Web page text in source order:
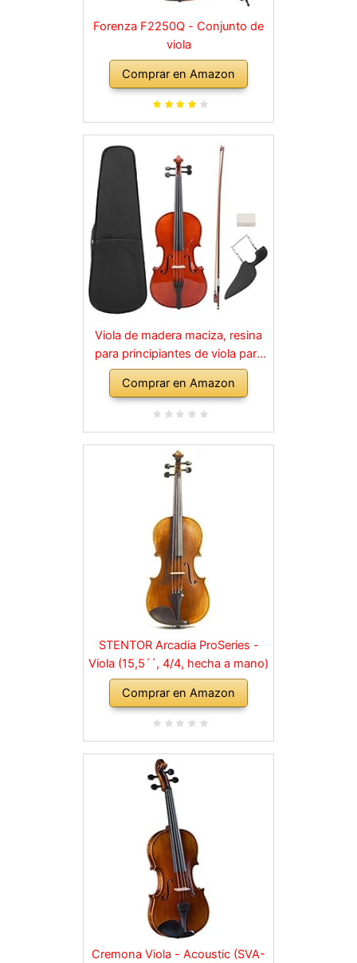
Forenza F2250Q - Conjunto de
viola
Comprar en Amazon
Viola de madera maciza, resina
para principiantes de viola para
instrumentos musicales para
niños y adultos
Comprar en Amazon
STENTOR Arcadia ProSeries -
Viola (15,5´´, 4/4, hecha a mano)
Comprar en Amazon
Cremona Viola - Acoustic (SVA-